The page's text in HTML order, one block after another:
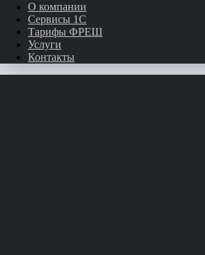
О компании
Сервисы 1С
Тарифы ФРЕШ
Услуги
Контакты